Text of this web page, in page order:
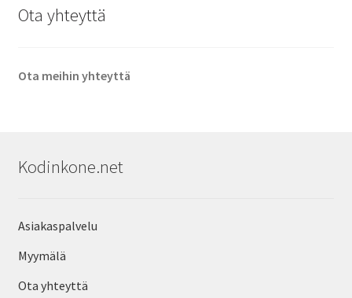
Ota yhteyttä
Ota meihin yhteyttä
Kodinkone.net
Asiakaspalvelu
Myymälä
Ota yhteyttä